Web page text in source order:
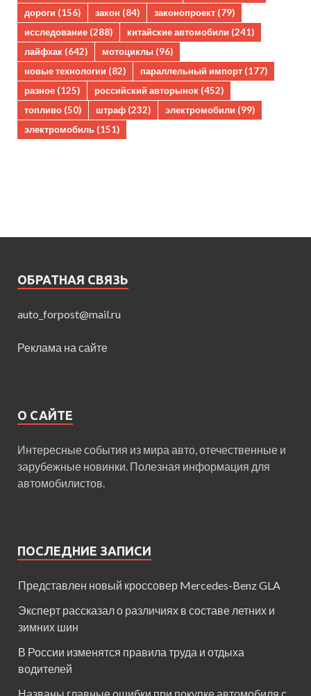
дороги (156) закон (84) законопроект (79)
исследование (288) китайские автомобили (241)
лайфхак (642) мотоциклы (96)
новые технологии (82) параллельный импорт (177)
разное (125) российский авторынок (452)
топливо (50) штраф (232) электромобили (99)
электромобиль (151)
ОБРАТНАЯ СВЯЗЬ
auto_forpost@mail.ru
Реклама на сайте
О САЙТЕ
Интересные события из мира авто, отечественные и
зарубежные новинки. Полезная информация для
автомобилистов.
ПОСЛЕДНИЕ ЗАПИСИ
Представлен новый кроссовер Mercedes-Benz GLA
Эксперт рассказал о различиях в составе летних и
зимних шин
В России изменятся правила труда и отдыха
водителей